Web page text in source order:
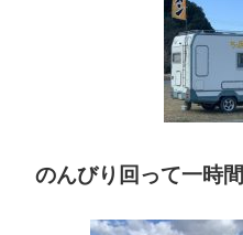
のんびり回って一時間